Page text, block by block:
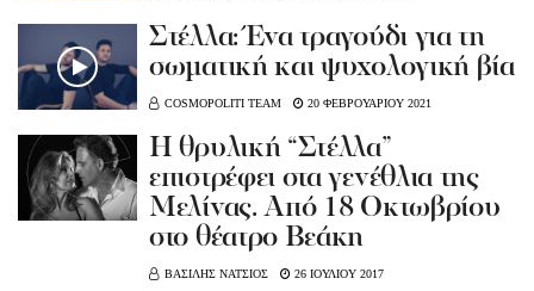
Στέλλα: Ένα τραγούδι για τη
σωματική και ψυχολογική βία
COSMOPOLITI TEAM 20 ΦΕΒΡΟΥΑΡΙΟΥ 2021
Η θρυλική “Στέλλα”
επιστρέφει στα γενέθλια της
Μελίνας. Από 18 Οκτωβρίου
στο θέατρο Βεάκη
ΒΑΣΙΛΗΣ ΝΑΤΣΙΟΣ 26 ΙΟΥΛΙΟΥ 2017